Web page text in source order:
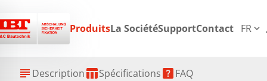
ProduitsLa SociétéSupportContact FR expand_more
subject Descriptiontable_chartSpécificationshelp_centerFAQ